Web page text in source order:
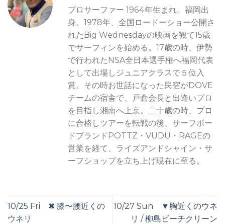
プロサーファー 1964年生まれ。福岡出
身。1978年、全国ロードーショー公開さ
れたBig Wednesdayの映画を観て15歳
でサーフィンを始める。17歳の時、伊勢
で行われたNSA全日本選手権へ福岡代表
として出場しジュニアクラスで５位入
賞。その時お世話になった民宿がDOVE
チームの宿舎で、戸倉会長と出逢いプロ
を目指し湘南へ上京。二十歳の時、プロ
に合格しツアーを転戦の後、サーフボー
ドブランドPOTTZ・VUDU・RAGEの
営業を経て、ライズアンドシャイン・サ
ーフショップを立ち上げ現在に至る。
10/25 Fri ✖︎ 膝〜腰近くの
ウネリ
10/27 Sun ▼胸近くのウネ
リ / 柳島ビーチクリーン